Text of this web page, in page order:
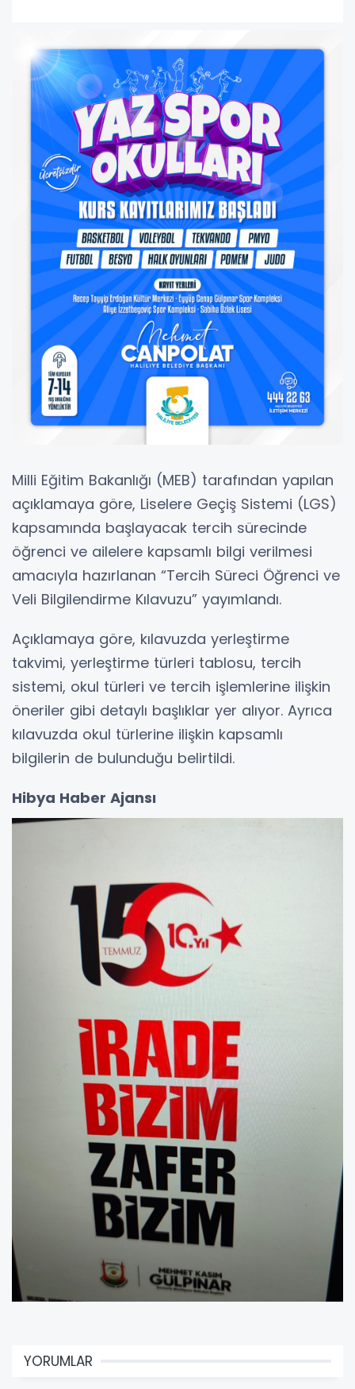
Milli Eğitim Bakanlığı (MEB) tarafından yapılan
açıklamaya göre, Liselere Geçiş Sistemi (LGS)
kapsamında başlayacak tercih sürecinde
öğrenci ve ailelere kapsamlı bilgi verilmesi
amacıyla hazırlanan “Tercih Süreci Öğrenci ve
Veli Bilgilendirme Kılavuzu” yayımlandı.
Açıklamaya göre, kılavuzda yerleştirme
takvimi, yerleştirme türleri tablosu, tercih
sistemi, okul türleri ve tercih işlemlerine ilişkin
öneriler gibi detaylı başlıklar yer alıyor. Ayrıca
kılavuzda okul türlerine ilişkin kapsamlı
bilgilerin de bulunduğu belirtildi.
Hibya Haber Ajansı
YORUMLAR